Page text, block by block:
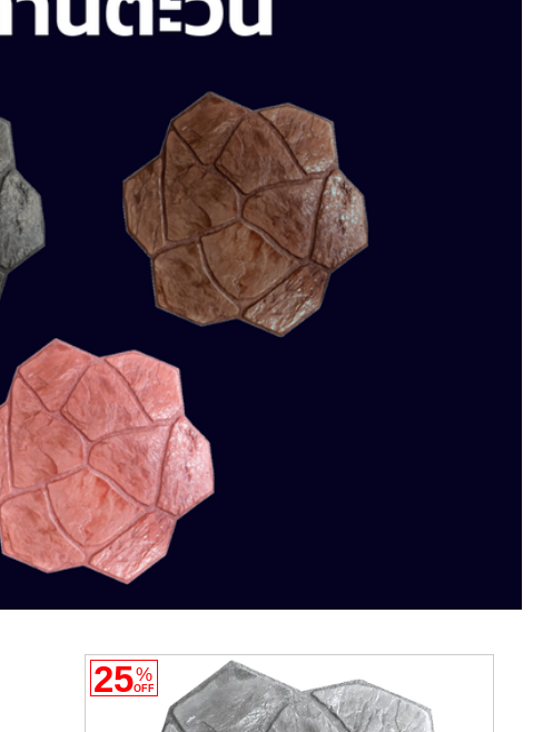
25%
OFF